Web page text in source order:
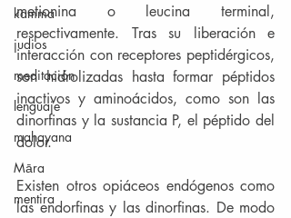
kamma
judios
meditación
lenguaje
mahayana
Māra
mentira
metionina o leucina terminal,
respectivamente. Tras su liberación e
interacción con receptores peptidérgicos,
son hidrolizadas hasta formar péptidos
inactivos y aminoácidos, como son las
dinorfinas y la sustancia P, el péptido del
dolor.
Existen otros opiáceos endógenos como
las endorfinas y las dinorfinas. De modo